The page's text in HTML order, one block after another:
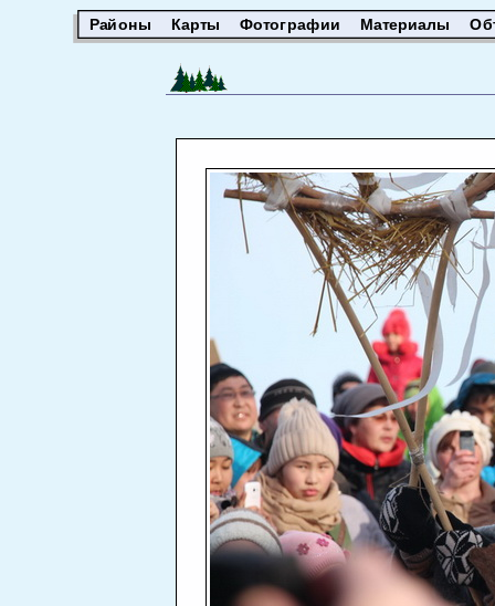
Районы Карты Фотографии Материалы